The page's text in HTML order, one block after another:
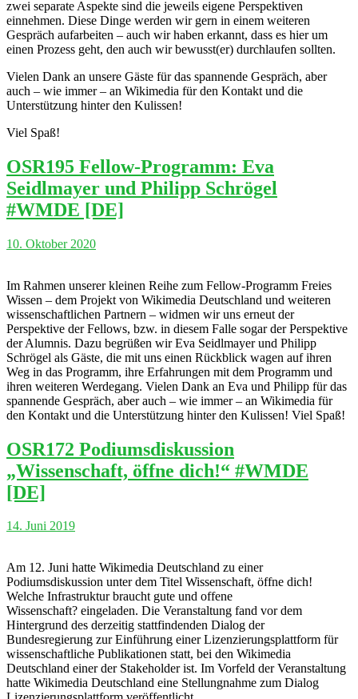
zwei separate Aspekte sind die jeweils eigene Perspektiven
einnehmen. Diese Dinge werden wir gern in einem weiteren
Gespräch aufarbeiten – auch wir haben erkannt, dass es hier um
einen Prozess geht, den auch wir bewusst(er) durchlaufen sollten.
Vielen Dank an unsere Gäste für das spannende Gespräch, aber
auch – wie immer – an Wikimedia für den Kontakt und die
Unterstützung hinter den Kulissen!
Viel Spaß!
OSR195 Fellow-Programm: Eva
Seidlmayer und Philipp Schrögel
#WMDE [DE]
10. Oktober 2020
Im Rahmen unserer kleinen Reihe zum Fellow-Programm Freies
Wissen – dem Projekt von Wikimedia Deutschland und weiteren
wissenschaftlichen Partnern – widmen wir uns erneut der
Perspektive der Fellows, bzw. in diesem Falle sogar der Perspektive
der Alumnis. Dazu begrüßen wir Eva Seidlmayer und Philipp
Schrögel als Gäste, die mit uns einen Rückblick wagen auf ihren
Weg in das Programm, ihre Erfahrungen mit dem Programm und
ihren weiteren Werdegang. Vielen Dank an Eva und Philipp für das
spannende Gespräch, aber auch – wie immer – an Wikimedia für
den Kontakt und die Unterstützung hinter den Kulissen! Viel Spaß!
OSR172 Podiumsdiskussion
„Wissenschaft, öffne dich!“ #WMDE
[DE]
14. Juni 2019
Am 12. Juni hatte Wikimedia Deutschland zu einer
Podiumsdiskussion unter dem Titel Wissenschaft, öffne dich!
Welche Infrastruktur braucht gute und offene
Wissenschaft? eingeladen. Die Veranstaltung fand vor dem
Hintergrund des derzeitig stattfindenden Dialog der
Bundesregierung zur Einführung einer Lizenzierungsplattform für
wissenschaftliche Publikationen statt, bei den Wikimedia
Deutschland einer der Stakeholder ist. Im Vorfeld der Veranstaltung
hatte Wikimedia Deutschland eine Stellungnahme zum Dialog